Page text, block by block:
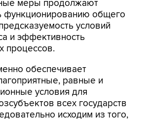
условий
и эффективность
процессов.
обеспечивает
условия для
всех государств
исходим из того,
подход должен применяться